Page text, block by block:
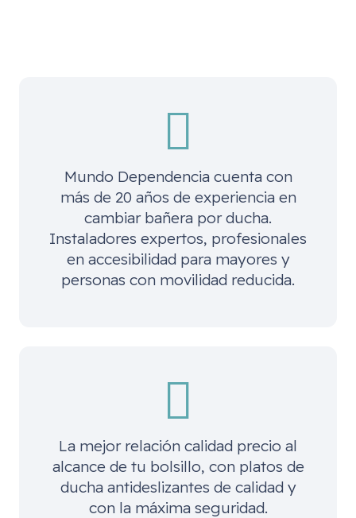
Mundo Dependencia cuenta con
más de 20 años de experiencia en
cambiar bañera por ducha.
Instaladores expertos, profesionales
en accesibilidad para mayores y
personas con movilidad reducida.
La mejor relación calidad precio al
alcance de tu bolsillo, con platos de
ducha antideslizantes de calidad y
con la máxima seguridad.